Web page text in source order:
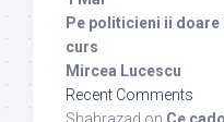
Pe politicieni ii doare
curs
Mircea Lucescu
Recent Comments
Shahrazad on Ce